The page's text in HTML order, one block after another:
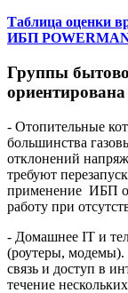
Таблица оценки
ИБП
Группы
- Отопительные
большинства
отклонений
требуют
применение ИБП
работу при
- Домашнее IT и
(роутеры, модемы).
связь и доступ в
течение